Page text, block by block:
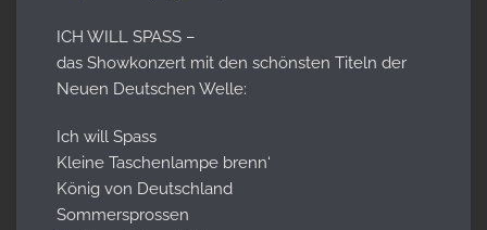
ICH WILL SPASS –
das Showkonzert mit den schönsten Titeln der
Neuen Deutschen Welle:
Ich will Spass
Kleine Taschenlampe brenn‘
König von Deutschland
Sommersprossen